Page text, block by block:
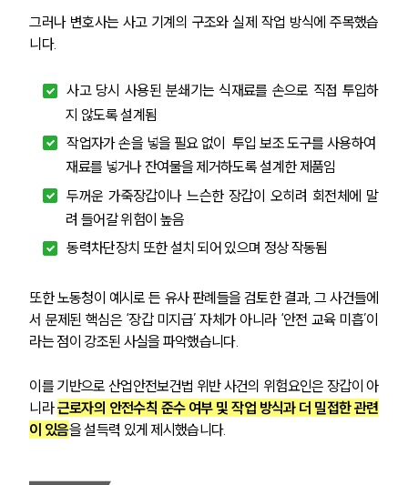
그러나 변호사는 사고 기계의 구조와 실제 작업 방식에 주목했습
니다.
사고 당시 사용된 분쇄기는 식재료를 손으로 직접 투입하
지 않도록 설계됨
작업자가 손을 넣을 필요 없이  투입 보조 도구를 사용하여
재료를 넣거나 잔여물을 제거하도록 설계한 제품임
두꺼운 가죽장갑이나 느슨한 장갑이 오히려 회전체에 말
려 들어갈 위험이 높음
동력차단장치 또한 설치 되어 있으며 정상 작동됨
또한 노동청이 예시로 든 유사 판례들을 검토한 결과, 그 사건들에
서 문제된 핵심은 ‘장갑 미지급’ 자체가 아니라 ‘안전 교육 미흡’이
라는 점이 강조된 사실을 파악했습니다.
이를 기반으로 산업안전보건법 위반 사건의 위험요인은 장갑이 아
니라 근로자의 안전수칙 준수 여부 및 작업 방식과 더 밀접한 관련
이 있음을 설득력 있게 제시했습니다.